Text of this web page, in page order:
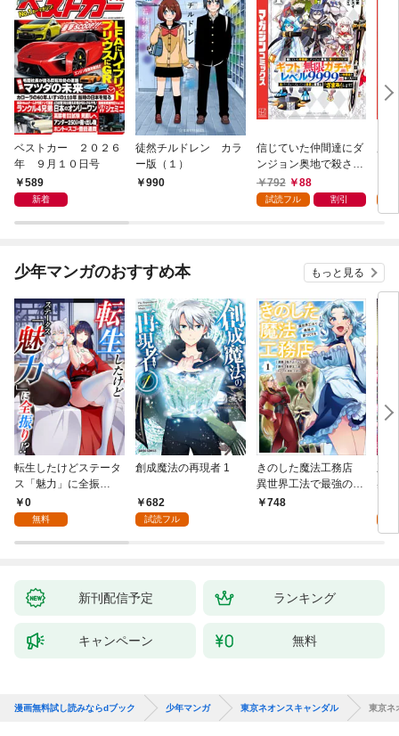
ベストカー ２０２６
年 ９月１０日号
589
新着
徒然チルドレン カラ
ー版（１）
990
信じていた仲間達にダ
ンジョン奥地で殺され
かけたがギフト『無限
ガチャ』でレベル９９
『ざまぁ！』します！
792 88
試読フル 割引
少年マンガのおすすめ本 もっと見る
転生したけどステータ
ス「魅力」に全振
り！？(1)
0
無料
創成魔法の再現者 1
682
試読フル
きのした魔法工務店
異世界工法で最強の家
づくりを（コミック）
748
兆
る
新刊配信予定 ランキング
キャンペーン 無料
漫画無料試し読みならdブック 少年マンガ 東京ネオンスキャンダル 東京ネ